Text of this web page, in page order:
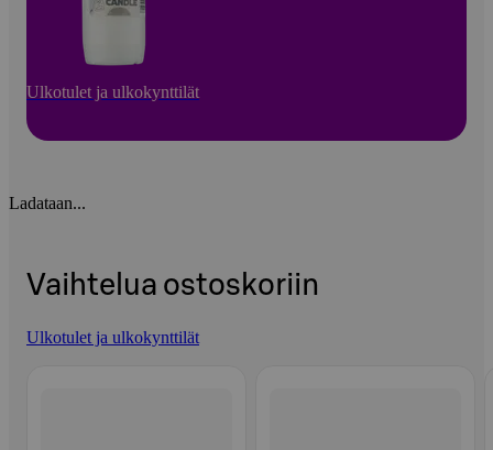
Ulkotulet ja ulkokynttilät
Ladataan...
Vaihtelua ostoskoriin
Ulkotulet ja ulkokynttilät